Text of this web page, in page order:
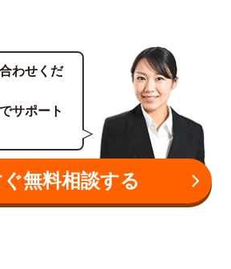
わせくだ
サポート
無料相談する